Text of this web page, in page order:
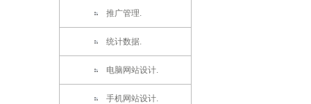
推广管理.
统计数据.
电脑网站设计.
手机网站设计.